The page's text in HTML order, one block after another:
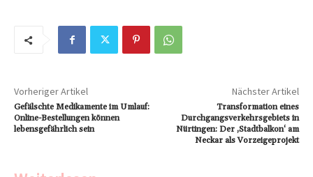
Vorheriger Artikel
Gefälschte Medikamente im Umlauf:
Online-Bestellungen können
lebensgefährlich sein
Nächster Artikel
Transformation eines
Durchgangsverkehrsgebiets in
Nürtingen: Der ‚Stadtbalkon‘ am
Neckar als Vorzeigeprojekt